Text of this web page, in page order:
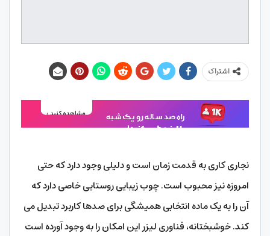
اشتراک
نجاری کاری به قدمت زمان است و دلیلی وجود دارد که حتی
امروزه نیز محبوب است. چوب زیبایی روستایی خاصی دارد که
آن را به یک ماده انتخابی همیشگی برای صدها کاربرد تبدیل می
کند. خوشبختانه، فناوری لیزر این امکان را به وجود آورده است